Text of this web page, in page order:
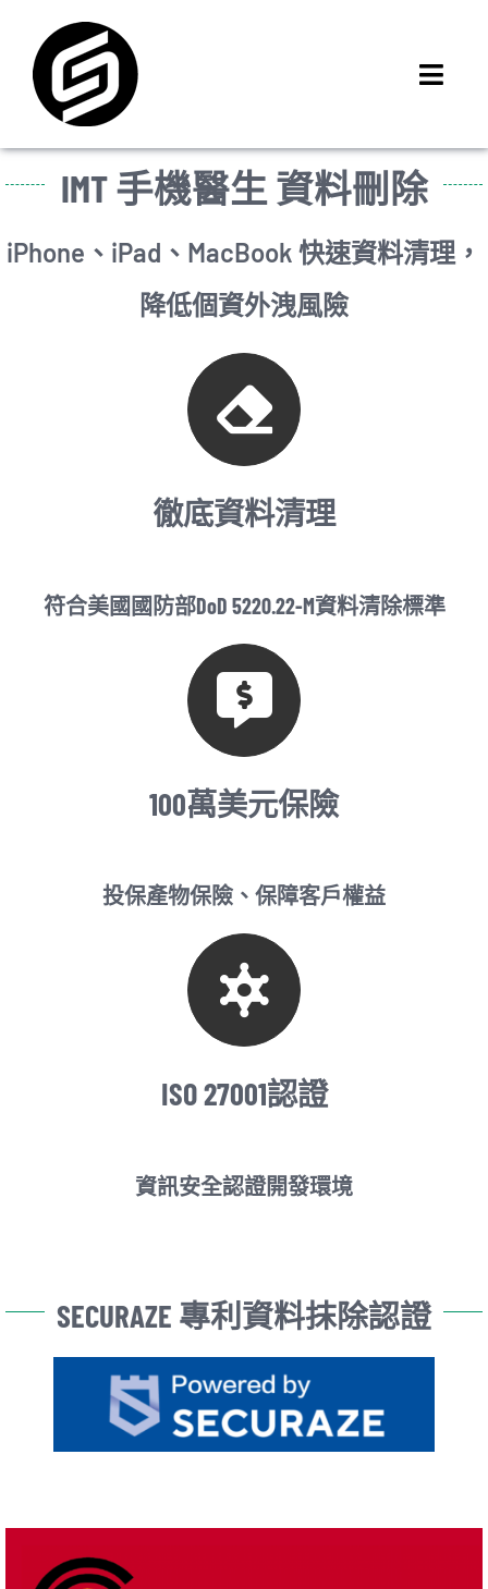
content
門市據點
iPhone 回收價
IMT 手機醫生 資料刪除
iPhone、iPad、MacBook 快速資料清理，
降低個資外洩風險
徹底資料清理
符合美國國防部DoD 5220.22-M資料清除標準
100萬美元保險
投保產物保險、保障客戶權益
ISO 27001認證
資訊安全認證開發環境
SECURAZE 專利資料抹除認證